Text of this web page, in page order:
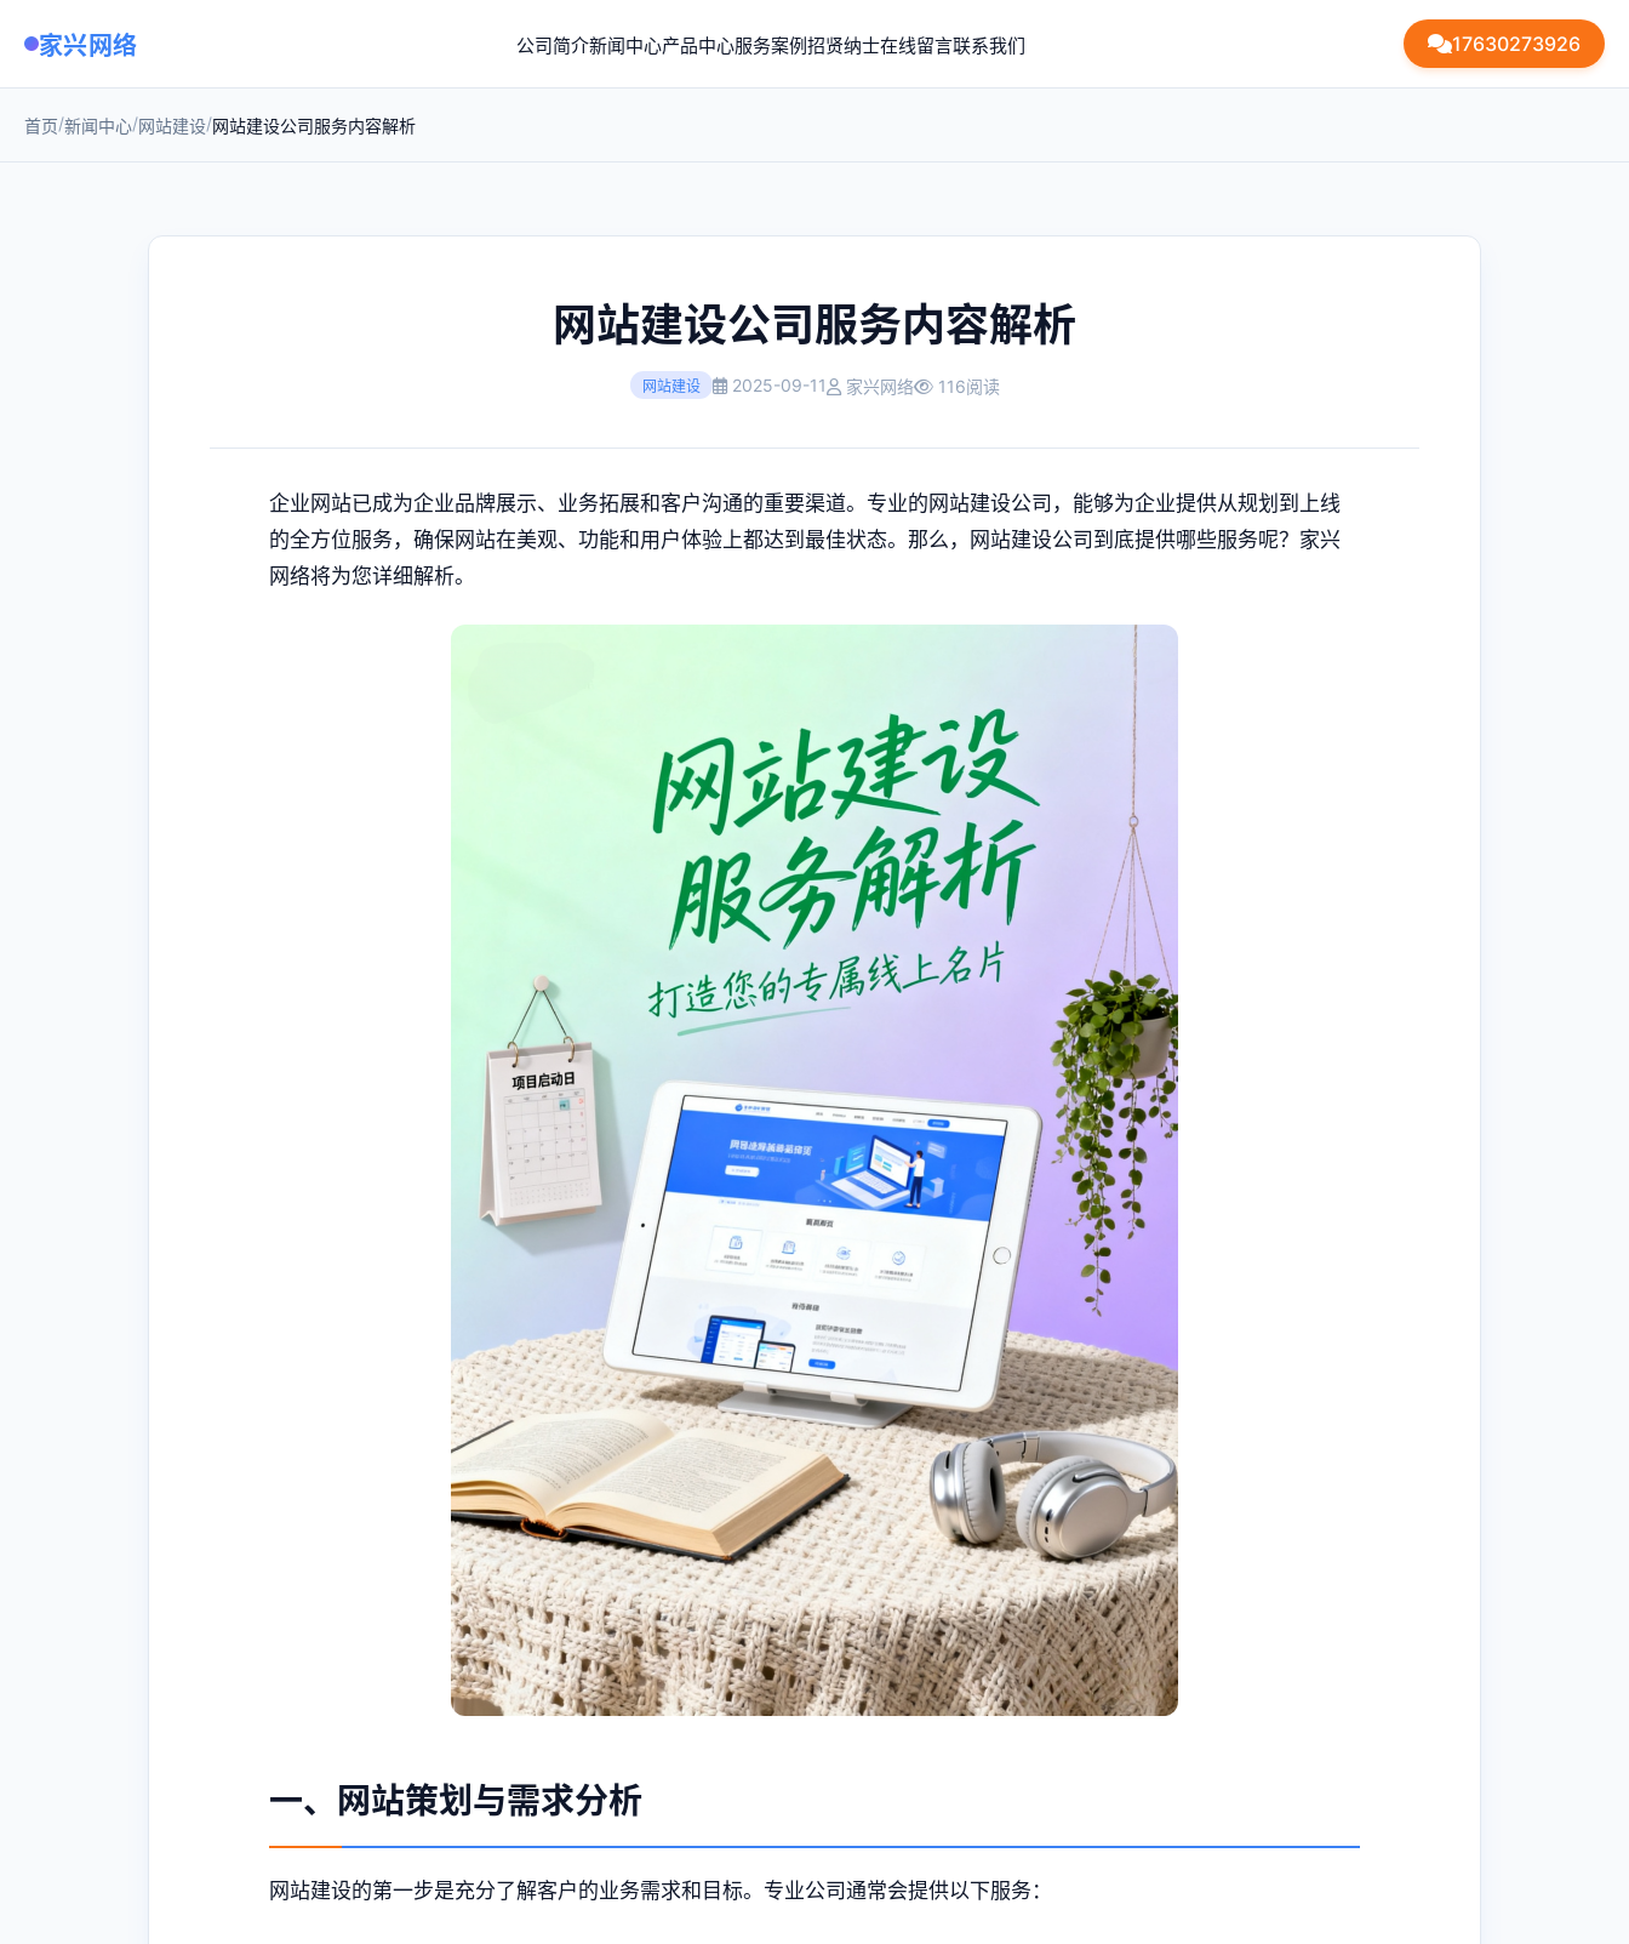
家兴网络 公司简介新闻中心产品中心服务案例招贤纳士在线留言联系我们 17630273926
首页/新闻中心/网站建设/网站建设公司服务内容解析
网站建设公司服务内容解析
网站建设 2025-09-11 家兴网络 116阅读
企业网站已成为企业品牌展示、业务拓展和客户沟通的重要渠道。专业的网站建设公司，能够为企业提供从规划到上线
的全方位服务，确保网站在美观、功能和用户体验上都达到最佳状态。那么，网站建设公司到底提供哪些服务呢？家兴
网络将为您详细解析。
一、网站策划与需求分析
网站建设的第一步是充分了解客户的业务需求和目标。专业公司通常会提供以下服务：